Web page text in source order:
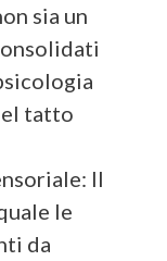
sia un
tatto
Il
le
da